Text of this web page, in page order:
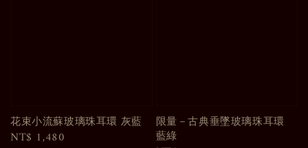
花束小流蘇玻璃珠耳環 灰藍
Regular
NT$ 1,480
限量－古典垂墜玻璃珠耳環
藍綠